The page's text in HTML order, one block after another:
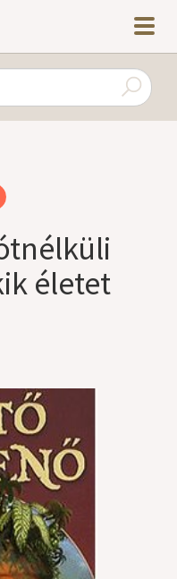
életet